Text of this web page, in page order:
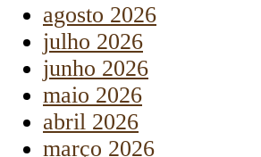
agosto 2026
julho 2026
junho 2026
maio 2026
abril 2026
março 2026